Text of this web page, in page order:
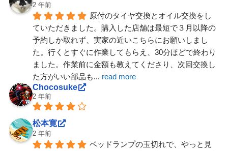
2 年前
原付のタイヤ交換とオイル交換をし
ていただきました。購入した店舗は最短で３月以降の
予約しか取れず、実家の近いこちらにお願いしまし
た。行くとすぐに作業してもらえ、30分ほどで終わり
ました。作業前に金額も教えてくださり、次回交換し
た方がいい部品も... read more
Chocosuke
2 年前
松本寛
2 年前
ベッドランプの玉切れで、やっと見